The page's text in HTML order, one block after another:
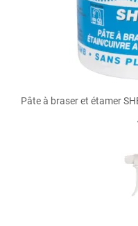
Pâte à braser et étamer